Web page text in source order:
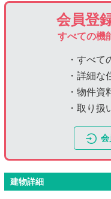
会員登
すべての機
・すべて
・詳細な
・物件資
・取り扱
会
建物詳細